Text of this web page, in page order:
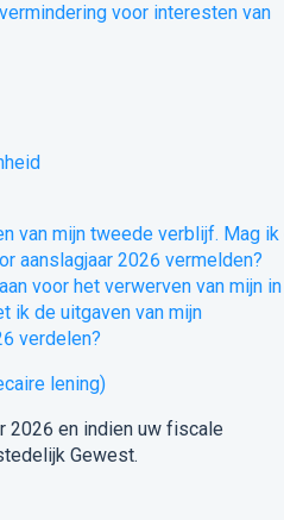
voor interesten van
van mijn tweede verblijf. Mag ik
aanslagjaar 2026 vermelden?
voor het verwerven van mijn
ik de uitgaven van mijn
verdelen?
lening)
2026 en indien uw fiscale
Gewest.